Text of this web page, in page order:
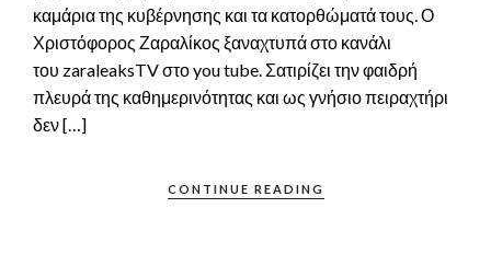
καμάρια της κυβέρνησης και τα κατορθώματά τους. Ο
Χριστόφορος Ζαραλίκος ξαναχτυπά στο κανάλι
του zaraleaksTV στο you tube. Σατιρίζει την φαιδρή
πλευρά της καθημερινότητας και ως γνήσιο πειραχτήρι
δεν […]
CONTINUE READING